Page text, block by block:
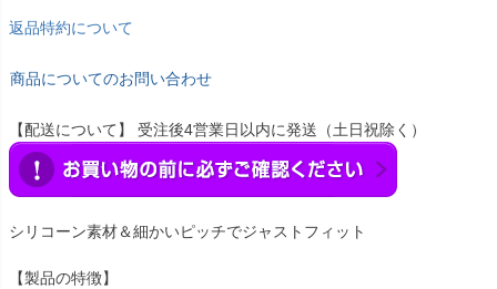
返品特約について
商品についてのお問い合わせ
【配送について】 受注後4営業日以内に発送（土日祝除く）
シリコーン素材＆細かいピッチでジャストフィット
【製品の特徴】